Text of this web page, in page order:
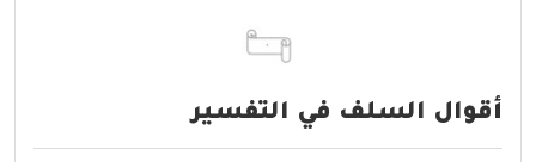
أقوال السلف في التفسير